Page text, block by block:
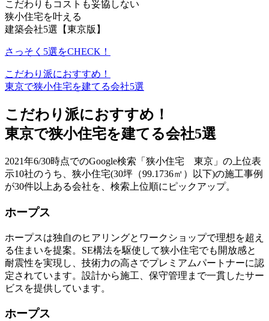
こだわりもコストも妥協しない
狭小住宅を叶える
建築会社5選【東京版】
さっそく5選をCHECK！
こだわり派におすすめ！
東京で狭小住宅を建てる会社5選
こだわり派におすすめ！
東京で狭小住宅を建てる会社5選
2021年6/30時点でのGoogle検索「狭小住宅 東京」の上位表
示10社のうち、狭小住宅(30坪（99.1736㎡）以下)の施工事例
が30件以上ある会社を、検索上位順にピックアップ。
ホープス
ホープスは独自のヒアリングとワークショップで理想を超え
る住まいを提案。SE構法を駆使して狭小住宅でも開放感と
耐震性を実現し、技術力の高さでプレミアムパートナーに認
定されています。設計から施工、保守管理まで一貫したサー
ビスを提供しています。
ホープス